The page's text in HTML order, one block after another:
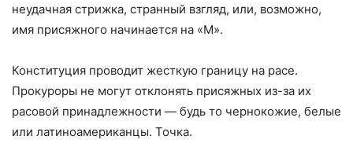
неудачная стрижка, странный взгляд, или, возможно,
имя присяжного начинается на «М».
Конституция проводит жесткую границу на расе.
Прокуроры не могут отклонять присяжных из-за их
расовой принадлежности — будь то чернокожие, белые
или латиноамериканцы. Точка.